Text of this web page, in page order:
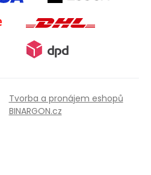
Tvorba a pronájem eshopů
BINARGON.cz